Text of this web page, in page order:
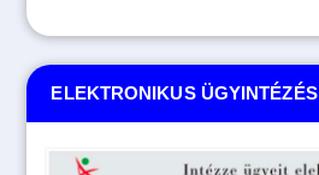
ELEKTRONIKUS ÜGYINTÉZÉS